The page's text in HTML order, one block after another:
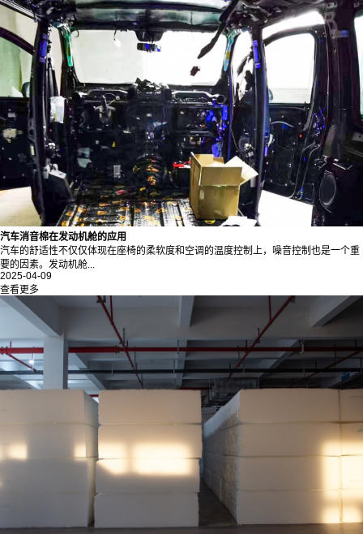
汽车消音棉在发动机舱的应用
汽车的舒适性不仅仅体现在座椅的柔软度和空调的温度控制上，噪音控制也是一个重
要的因素。发动机舱...
2025-04-09
查看更多